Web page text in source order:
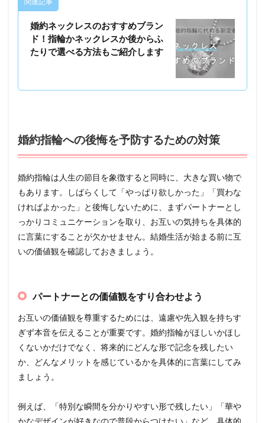
婚約ネックレスのおすすめブラン
ド！指輪かネックレスか後からふ
たりで選べる方法もご紹介します
婚約指輪への後悔を予防するための対策
婚約指輪は人生の節目を象徴すると同時に、大きな買い物で
もあります。しばらくして「やっぱり欲しかった」「買わな
ければよかった」と後悔しないために、まずパートナーとし
っかりコミュニケーションを取り、お互いの気持ちを具体的
に言葉にすることが欠かせません。結婚生活が始まる前に互
いの価値観を確認しておきましょう。
パートナーとの価値観をすり合わせよう
お互いの価値観を尊重するためには、遠慮や先入観を持ちす
ぎず本音を伝えることが重要です。婚約指輪がほしいかほし
くないかだけでなく、将来的にどんな形で記念を残したい
か、どんなメリットを感じているかを具体的に言葉にしてみ
ましょう。
例えば、「特別な瞬間を分かりやすい形で残したい」「華や
かなデザインが好きなので普段からつけたい」など、具体的